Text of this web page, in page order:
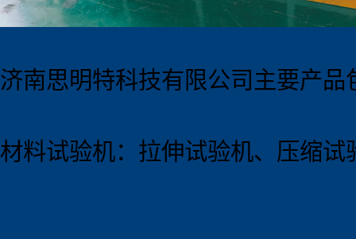
济南思明特科技有限公司主要产品
材料试验机：拉伸试验机、压缩